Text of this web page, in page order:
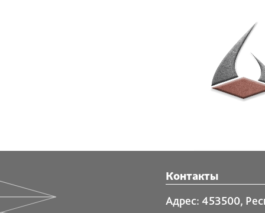
Контакты
Адрес: 453500,